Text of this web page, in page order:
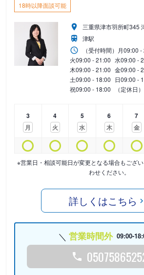
18時以降面談可能
三重県津市羽所町345
津駅
（受付時間） 月09:00 -
火09:00 - 21:00 水09:00 -
木09:00 - 21:00 金09:00 -
土09:00 - 18:00 日09:00 -
祝09:00 - 18:00 （定休日
3
月
4
火
5
水
6
木
7
金
※営業日・相談可能日が変更となる場合もござ
わせください。
詳しくはこちら
営業時間外 09:00-